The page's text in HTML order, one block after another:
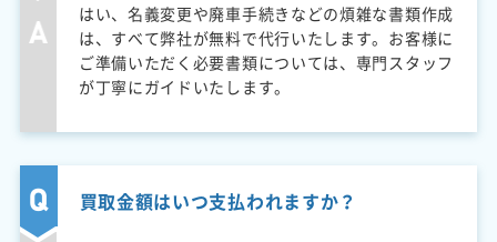
はい、名義変更や廃車手続きなどの煩雑な書類作成
は、すべて弊社が無料で代行いたします。お客様に
ご準備いただく必要書類については、専門スタッフ
が丁寧にガイドいたします。
買取金額はいつ支払われますか？